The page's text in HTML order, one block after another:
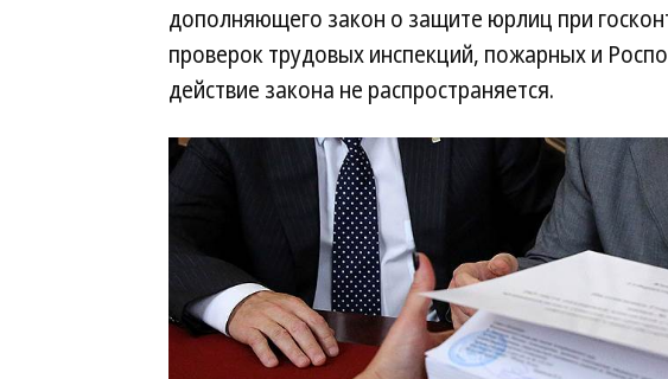
дополняющего закон о защите юрлиц при
проверок трудовых инспекций, пожарных и
действие закона не распространяется.